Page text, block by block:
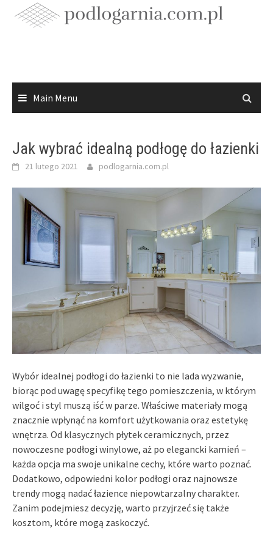
Main Menu
Jak wybrać idealną podłogę do łazienki
21 lutego 2021 podlogarnia.com.pl
Wybór idealnej podłogi do łazienki to nie lada wyzwanie,
biorąc pod uwagę specyfikę tego pomieszczenia, w którym
wilgoć i styl muszą iść w parze. Właściwe materiały mogą
znacznie wpłynąć na komfort użytkowania oraz estetykę
wnętrza. Od klasycznych płytek ceramicznych, przez
nowoczesne podłogi winylowe, aż po elegancki kamień –
każda opcja ma swoje unikalne cechy, które warto poznać.
Dodatkowo, odpowiedni kolor podłogi oraz najnowsze
trendy mogą nadać łazience niepowtarzalny charakter.
Zanim podejmiesz decyzję, warto przyjrzeć się także
kosztom, które mogą zaskoczyć.